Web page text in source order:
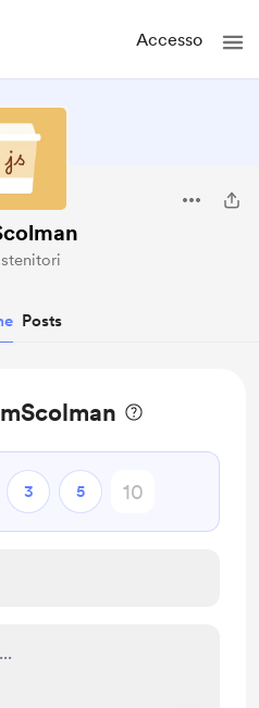
Accesso
Posts
3 5